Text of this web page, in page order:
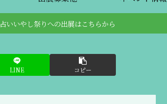
占いいやし祭りへの出展はこちらから
LINE コピー